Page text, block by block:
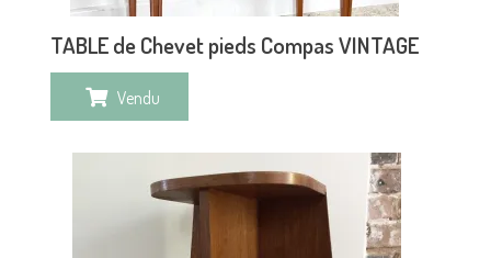
TABLE de Chevet pieds Compas VINTAGE
Vendu